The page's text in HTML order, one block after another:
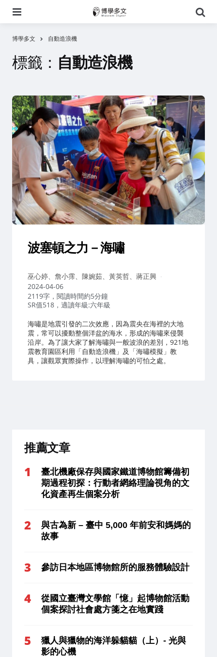
尋
博學多文 自動造浪機
標籤： 自動造浪機
波塞頓之力－海嘯
作
者：
巫心婷、詹小霈、陳婉茹、黃英哲、蔣正興
2024-04-06
2119字，閱讀時間約5分鐘
SR值518，適讀年級:六年級
海嘯是地震引發的二次效應，因為震央在海裡的大地
震，常可以擾動整個洋盆的海水，形成的海嘯來侵襲
沿岸。為了讓大家了解海嘯與一般波浪的差別，921地
震教育園區利用「自動造浪機」及「海嘯模擬」教
具，讓觀眾實際操作，以理解海嘯的可怕之處。
推薦文章
臺北機廠保存與國家鐵道博物館籌備初
期過程初探：行動者網絡理論視角的文
化資產再生個案分析
與古為新 – 臺中 5,000 年前安和媽媽的
故事
參訪日本地區博物館所的服務體驗設計
從國立臺灣文學館「憶」起博物館活動
個案探討社會處方箋之在地實踐
獵人與獵物的海洋躲貓貓（上）- 光與
影的心機